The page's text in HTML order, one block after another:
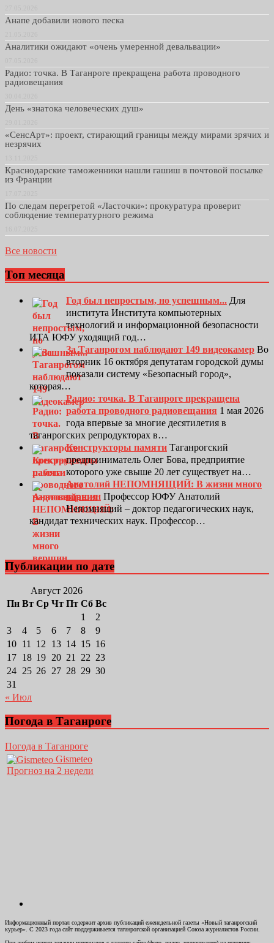
Анапе добавили нового песка
Аналитики ожидают «очень умеренной девальвации»
Радио: точка. В Таганроге прекращена работа проводного
радиовещания
День «знатока человеческих душ»
«СенсАрт»: проект, стирающий границы между мирами зрячих и
незрячих
Краснодарские таможенники нашли гашиш в почтовой посылке
из Франции
По следам перегретой «Ласточки»: прокуратура проверит
соблюдение температурного режима
Все новости
Топ месяца
Год был непростым, но успешным... Для
института Института компьютерных
технологий и информационной безопасности
ИТА ЮФУ уходящий год…
За Таганрогом наблюдают 149 видеокамер Во
вторник 16 октября депутатам городской думы
показали систему «Безопасный город»,
которая…
Радио: точка. В Таганроге прекращена
работа проводного радиовещания 1 мая 2026
года впервые за многие десятилетия в
таганрогских репродукторах в…
Конструкторы памяти Таганрогский
предприниматель Олег Бова, предприятие
которого уже свыше 20 лет существует на…
Анатолий НЕПОМНЯЩИЙ: В жизни много
вершин Профессор ЮФУ Анатолий
Непомнящий – доктор педагогических наук,
кандидат технических наук. Профессор…
Публикации по дате
Август 2026
Пн Вт Ср Чт Пт Сб Вс
1
2
3
4 5 6 7 8
9
10 11 12 13 14 15 16
17 18 19 20 21 22 23
24 25 26 27 28 29 30
31
« Июл
Погода в Таганроге
Погода в Таганроге
Gismeteo
Прогноз на 2 недели
Информационный портал содержит архив публикаций еженедельной газеты «Новый таганрогский
курьер». С 2023 года сайт поддерживается таганрогской организацией Союза журналистов России.